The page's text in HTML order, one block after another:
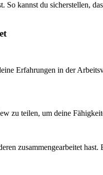
kannst du sicherstellen,
Erfahrungen in der
zu teilen, um deine
zusammengearbeitet